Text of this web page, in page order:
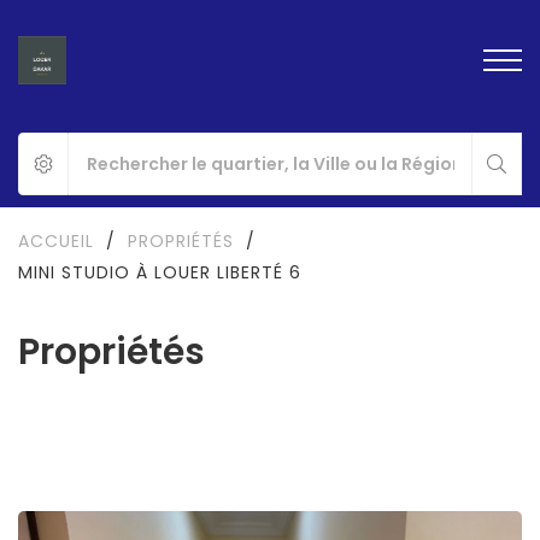
Propriétés
ACCUEIL / PROPRIÉTÉS
/
MINI STUDIO À LOUER LIBERTÉ 6